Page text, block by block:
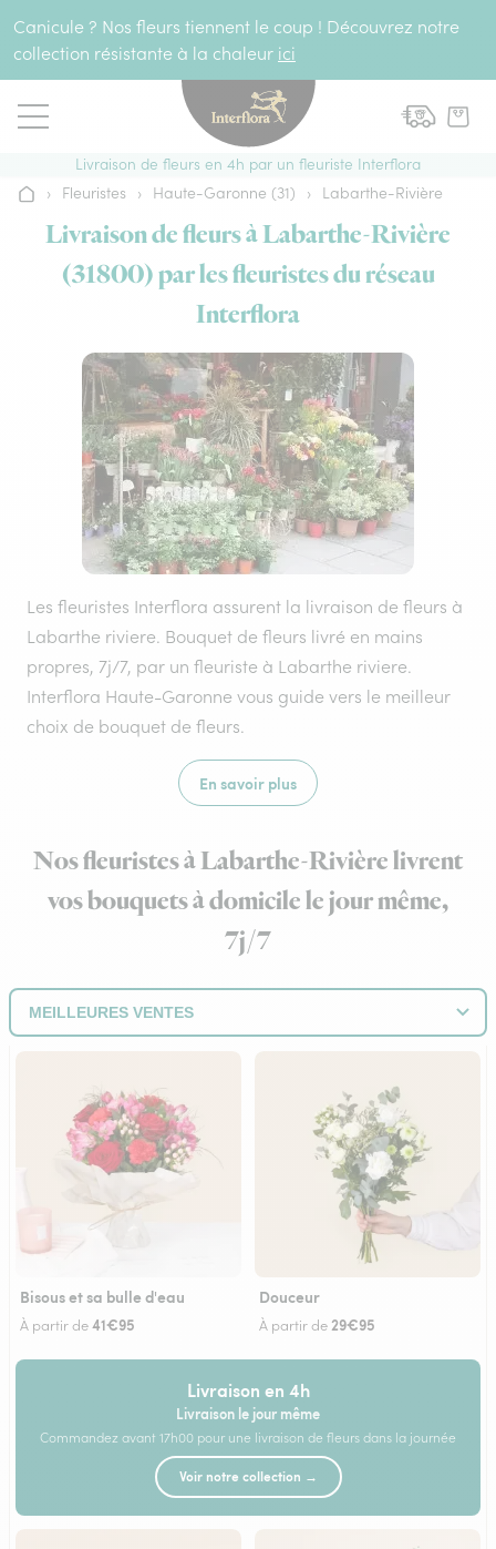
Canicule ? Nos fleurs tiennent le coup ! Découvrez notre
collection résistante à la chaleur ici
Livraison de fleurs en 4h par un fleuriste Interflora
Accueil
› Fleuristes › Haute-Garonne (31) › Labarthe-Rivière
Livraison de fleurs à Labarthe-Rivière
(31800) par les fleuristes du réseau
Interflora
Les fleuristes Interflora assurent la livraison de fleurs à
Labarthe riviere. Bouquet de fleurs livré en mains
propres, 7j/7, par un fleuriste à Labarthe riviere.
Interflora Haute-Garonne vous guide vers le meilleur
choix de bouquet de fleurs.
En savoir plus
Nos fleuristes à Labarthe-Rivière livrent
vos bouquets à domicile le jour même,
7j/7
Bisous et sa bulle d'eau
À partir de41€95
Douceur
À partir de 29€95
Livraison en 4h
Livraison le jour même
Commandez avant 17h00 pour une livraison de fleurs dans la journée
Voir notre collection →